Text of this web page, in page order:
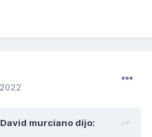
David murciano dijo: